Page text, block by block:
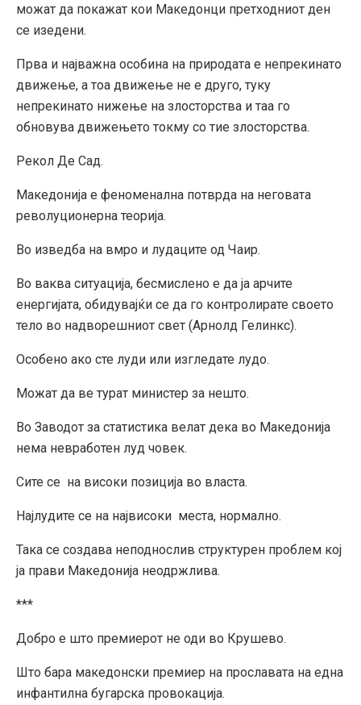
можат да покажат кои Македонци претходниот ден
се изедени.
Прва и најважна особина на природата е непрекинато
движење, а тоа движење не е друго, туку
непрекинато нижење на злосторства и таа го
обновува движењето токму со тие злосторства.
Рекол Де Сад.
Македонија е феноменална потврда на неговата
револуционерна теорија.
Во изведба на вмро и лудаците од Чаир.
Во ваква ситуација, бесмислено е да ја арчите
енергијата, обидувајќи се да го контролирате своето
тело во надворешниот свет (Арнолд Гелинкс).
Особено ако сте луди или изгледате лудо.
Можат да ве турат министер за нешто.
Во Заводот за статистика велат дека во Македонија
нема невработен луд човек.
Сите се на високи позиција во власта.
Најлудите се на највисоки места, нормално.
Така се создава неподнослив структурен проблем кој
ја прави Македонија неодржлива.
***
Добро е што премиерот не оди во Крушево.
Што бара македонски премиер на прославата на една
инфантилна бугарска провокација.